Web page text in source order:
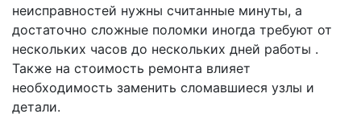
неисправностей нужны считанные минуты, а
достаточно сложные поломки иногда требуют от
нескольких часов до нескольких дней работы .
Также на стоимость ремонта влияет
необходимость заменить сломавшиеся узлы и
детали.